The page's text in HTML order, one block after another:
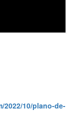
10/plano-de-